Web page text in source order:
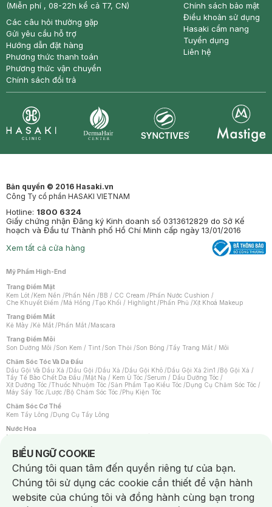
(Miễn phí , 08-22h kể cả T7, CN)
Các câu hỏi thường gặp
Gửi yêu cầu hỗ trợ
Hướng dẫn đặt hàng
Phương thức thanh toán
Phương thức vận chuyển
Chính sách đổi trả
Chính sách bảo mật
Điều khoản sử dụng
Hasaki cẩm nang
Tuyển dụng
Liên hệ
Bản quyền © 2016 Hasaki.vn
Công Ty cổ phần HASAKI VIETNAM
Hotline: 1800 6324
Giấy chứng nhận Đăng ký Kinh doanh số 0313612829 do Sở Kế
hoạch và Đầu tư Thành phố Hồ Chí Minh cấp ngày 13/01/2016
Xem tất cả cửa hàng
Mỹ Phẩm High-End
Trang Điểm Mặt
Kem Lót /Kem Nền /Phấn Nền /BB / CC Cream /Phấn Nước Cushion /
Che Khuyết Điểm /Má Hồng /Tạo Khối / Highlight /Phấn Phủ /Xịt Khoá Makeup
Trang Điểm Mắt
Kẻ Mày /Kẻ Mắt /Phấn Mắt /Mascara
Trang Điểm Môi
Son Dưỡng Môi /Son Kem / Tint /Son Thỏi /Son Bóng /Tẩy Trang Mắt / Môi
Chăm Sóc Tóc Và Da Đầu
Dầu Gội Và Dầu Xả /Dầu Gội /Dầu Xả /Dầu Gội Khô /Dầu Gội Xả 2in1 /Bộ Gội Xả /
Tẩy Tế Bào Chết Da Đầu /Mặt Nạ / Kem Ủ Tóc /Serum / Dầu Dưỡng Tóc /
Xịt Dưỡng Tóc /Thuốc Nhuộm Tóc /Sản Phẩm Tạo Kiểu Tóc /Dụng Cụ Chăm Sóc Tóc /
Máy Sấy Tóc /Lược /Bộ Chăm Sóc Tóc /Phụ Kiện Tóc
Chăm Sóc Cơ Thể
Kem Tẩy Lông /Dụng Cụ Tẩy Lông
Nước Hoa
Nước Hoa Nữ
Chăm Sóc Cá Nhân
Chống Muỗi /Khẩu Trang /Máy Massage/Mặt Nạ Xông Hơi /Nước Rửa Tay/
Sản Phẩm Chăm Sóc Khác /Bàn Chải Đánh Răng /Bàn Chải Điện/
Hỗ Trợ Trắng Răng/Kem Đánh Răng /Máy Tăm Nước/ Nước Súc Miệng/
Tăm / Chỉ Nha Khoa/ Xịt Thơm Miệng / Dung Dịch Vệ Sinh/Dưỡng Vùng Kín/
Khăn Ướt Vệ Sinh Vùng Kín/Băng Vệ Sinh/Tampon/Bọt Cạo Râu /Dao Cạo Râu/
Máy Cạo Râu
BIỂU NGỮ COOKIE
Notice about cookies usage
Chúng tôi quan tâm đến quyền riêng tư của bạn.
Chúng tôi sử dụng các cookie cần thiết để vận hành
website của chúng tôi và đồng hành cùng bạn trong